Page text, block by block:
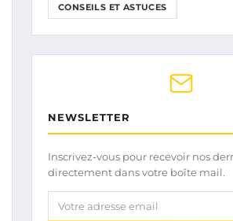
CONSEILS ET ASTUCES
NEWSLETTER
Inscrivez-vous pour recevoir nos
directement dans votre boîte mail.
Votre adresse email